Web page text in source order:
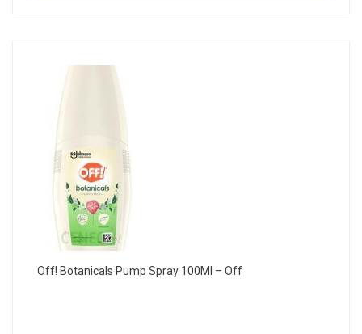
Off! Botanicals Pump Spray 100Ml – Off